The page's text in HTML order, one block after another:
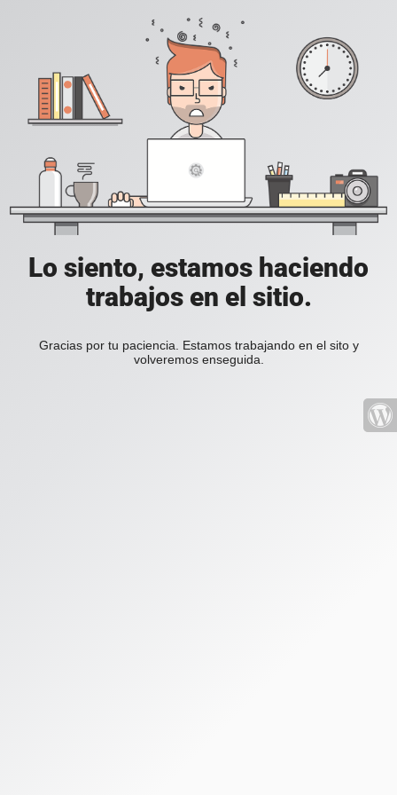
Lo siento, estamos haciendo
trabajos en el sitio.
Gracias por tu paciencia. Estamos trabajando en el sito y
volveremos enseguida.